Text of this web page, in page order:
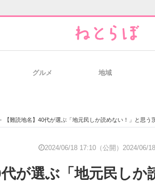
グルメ 地域
【難読地名】40代が選ぶ「地元民しか読めない！」と思う茨城県の市町村名ランキングTOP24！ 第1位は「潮来
2024/06/18 17:10（公開） 2024/06/
代が選ぶ「地元民しか